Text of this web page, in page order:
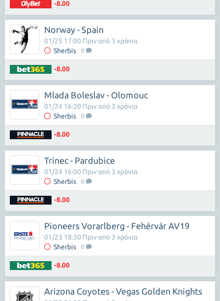
-8.00
Norway - Spain
Sherbis 0
01/25 17:00 Πριν από 3 χρόνια
-8.00
Mlada Boleslav - Olomouc
Sherbis 0
01/24 16:20 Πριν από 3 χρόνια
-8.00
Trinec - Pardubice
Sherbis 0
01/24 16:00 Πριν από 3 χρόνια
-8.00
Pioneers Vorarlberg - Fehérvár AV19
Sherbis 0
01/23 18:30 Πριν από 3 χρόνια
-8.00
Arizona Coyotes - Vegas Golden Knights